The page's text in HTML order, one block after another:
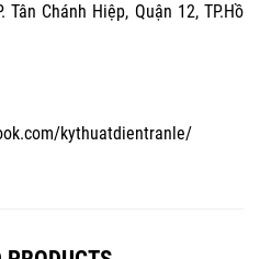
Tân Chánh Hiệp, Quận 12, TP.Hồ
kythuatdientranle/